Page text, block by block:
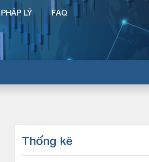
PHÁP LÝ FAQ
Thống kê